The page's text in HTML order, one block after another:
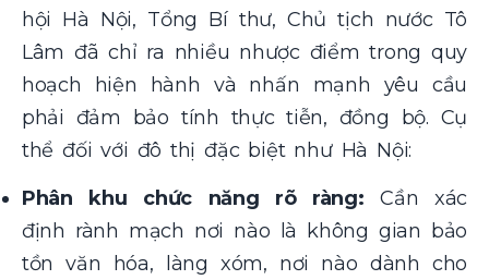
hội Hà Nội, Tổng Bí thư, Chủ tịch nước Tô
Lâm đã chỉ ra nhiều nhược điểm trong quy
hoạch hiện hành và nhấn mạnh yêu cầu
phải đảm bảo tính thực tiễn, đồng bộ. Cụ
thể đối với đô thị đặc biệt như Hà Nội:
Phân khu chức năng rõ ràng: Cần xác
định rành mạch nơi nào là không gian bảo
tồn văn hóa, làng xóm, nơi nào dành cho